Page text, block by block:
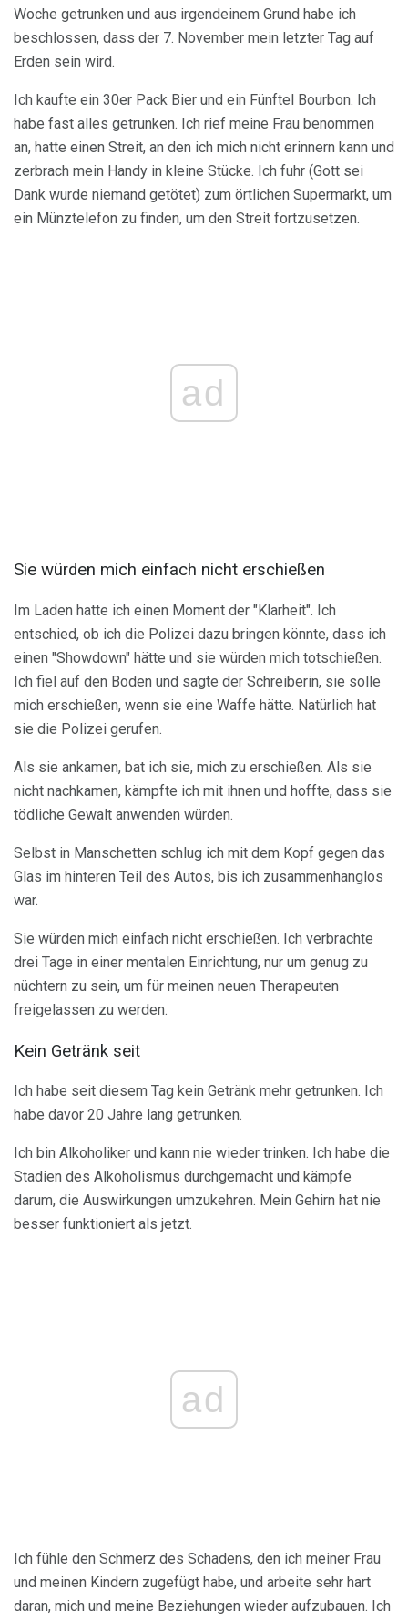
Woche getrunken und aus irgendeinem Grund habe ich
beschlossen, dass der 7. November mein letzter Tag auf
Erden sein wird.
Ich kaufte ein 30er Pack Bier und ein Fünftel Bourbon. Ich
habe fast alles getrunken. Ich rief meine Frau benommen
an, hatte einen Streit, an den ich mich nicht erinnern kann und
zerbrach mein Handy in kleine Stücke. Ich fuhr (Gott sei
Dank wurde niemand getötet) zum örtlichen Supermarkt, um
ein Münztelefon zu finden, um den Streit fortzusetzen.
ad
Sie würden mich einfach nicht erschießen
Im Laden hatte ich einen Moment der "Klarheit". Ich
entschied, ob ich die Polizei dazu bringen könnte, dass ich
einen "Showdown" hätte und sie würden mich totschießen.
Ich fiel auf den Boden und sagte der Schreiberin, sie solle
mich erschießen, wenn sie eine Waffe hätte. Natürlich hat
sie die Polizei gerufen.
Als sie ankamen, bat ich sie, mich zu erschießen. Als sie
nicht nachkamen, kämpfte ich mit ihnen und hoffte, dass sie
tödliche Gewalt anwenden würden.
Selbst in Manschetten schlug ich mit dem Kopf gegen das
Glas im hinteren Teil des Autos, bis ich zusammenhanglos
war.
Sie würden mich einfach nicht erschießen. Ich verbrachte
drei Tage in einer mentalen Einrichtung, nur um genug zu
nüchtern zu sein, um für meinen neuen Therapeuten
freigelassen zu werden.
Kein Getränk seit
Ich habe seit diesem Tag kein Getränk mehr getrunken. Ich
habe davor 20 Jahre lang getrunken.
Ich bin Alkoholiker und kann nie wieder trinken. Ich habe die
Stadien des Alkoholismus durchgemacht und kämpfe
darum, die Auswirkungen umzukehren. Mein Gehirn hat nie
besser funktioniert als jetzt.
ad
Ich fühle den Schmerz des Schadens, den ich meiner Frau
und meinen Kindern zugefügt habe, und arbeite sehr hart
daran, mich und meine Beziehungen wieder aufzubauen. Ich